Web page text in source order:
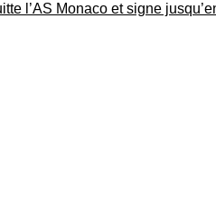
l’AS Monaco et signe